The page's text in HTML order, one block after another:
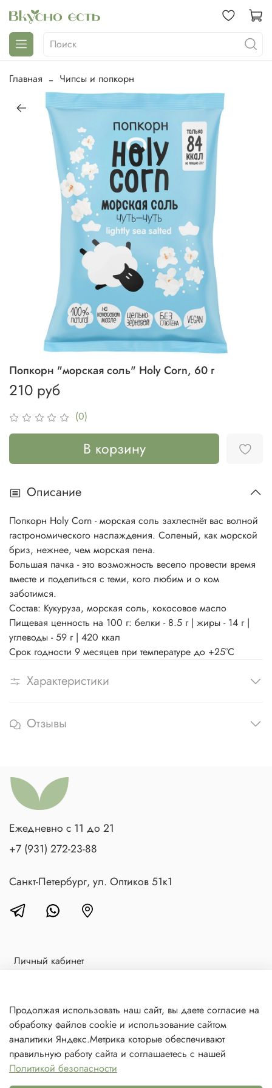
Главная Чипсы и попкорн
(0)
Попкорн "морская соль" Holy Corn, 60 г
210 руб
В корзину
Описание
Попкорн Holy Corn - морская соль захлестнёт вас волной
гастрономического наслаждения. Соленый, как морской
бриз, нежнее, чем морская пена.
Большая пачка - это возможность весело провести время
вместе и поделиться с теми, кого любим и о ком
заботимся.
Состав: Кукуруза, морская соль, кокосовое масло
Пищевая ценность на 100 г: белки - 8.5 г | жиры - 14 г |
углеводы - 59 г | 420 ккал
Срок годности 9 месяцев при температуре до +25°С
Характеристики
Отзывы
Личный кабинет
Блог
Контакты
Политика в отношении обработки персональных данных
Ежедневно с 11 до 21
+7 (931) 272-23-88
Санкт-Петербург, ул. Оптиков 51к1
Продолжая использовать наш сайт, вы даете согласие на
обработку файлов cookie и использование сайтом
аналитики Яндекс.Метрика которые обеспечивают
правильную работу сайта и соглашаетесь с нашей
Политикой безопасности